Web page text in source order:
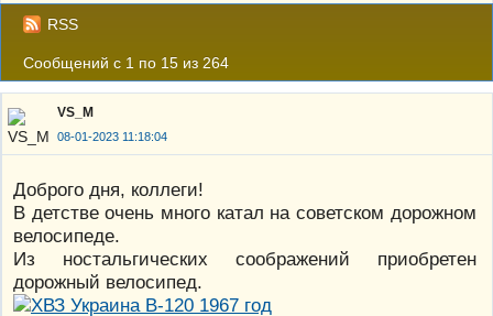
RSS
Сообщений с 1 по 15 из 264
VS_M
08-01-2023 11:18:04
Доброго дня, коллеги!
В детстве очень много катал на советском дорожном
велосипеде.
Из ностальгических соображений приобретен
дорожный велосипед.